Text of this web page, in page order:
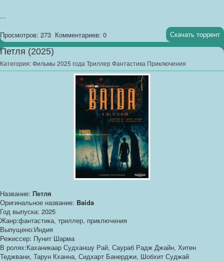
...
Просмотров: 273 Комментариев: 0 Скачать торрент
Петля (2025)
Категория:Фильмы 2025 года Триллер Фантастика Приключения
Название: Петля
Оригинальное название: Baida
Год выпуска: 2025
Жанр:фантастика, триллер, приключения
Выпущено:Индия
Режиссер: Пунит Шарма
В ролях:Каханикаар Судханшу Рай, Саураб Радж Джайн, Хитен
Теджвани, Тарун Кханна, Сидхарт Банерджи, Шобхит Суджай